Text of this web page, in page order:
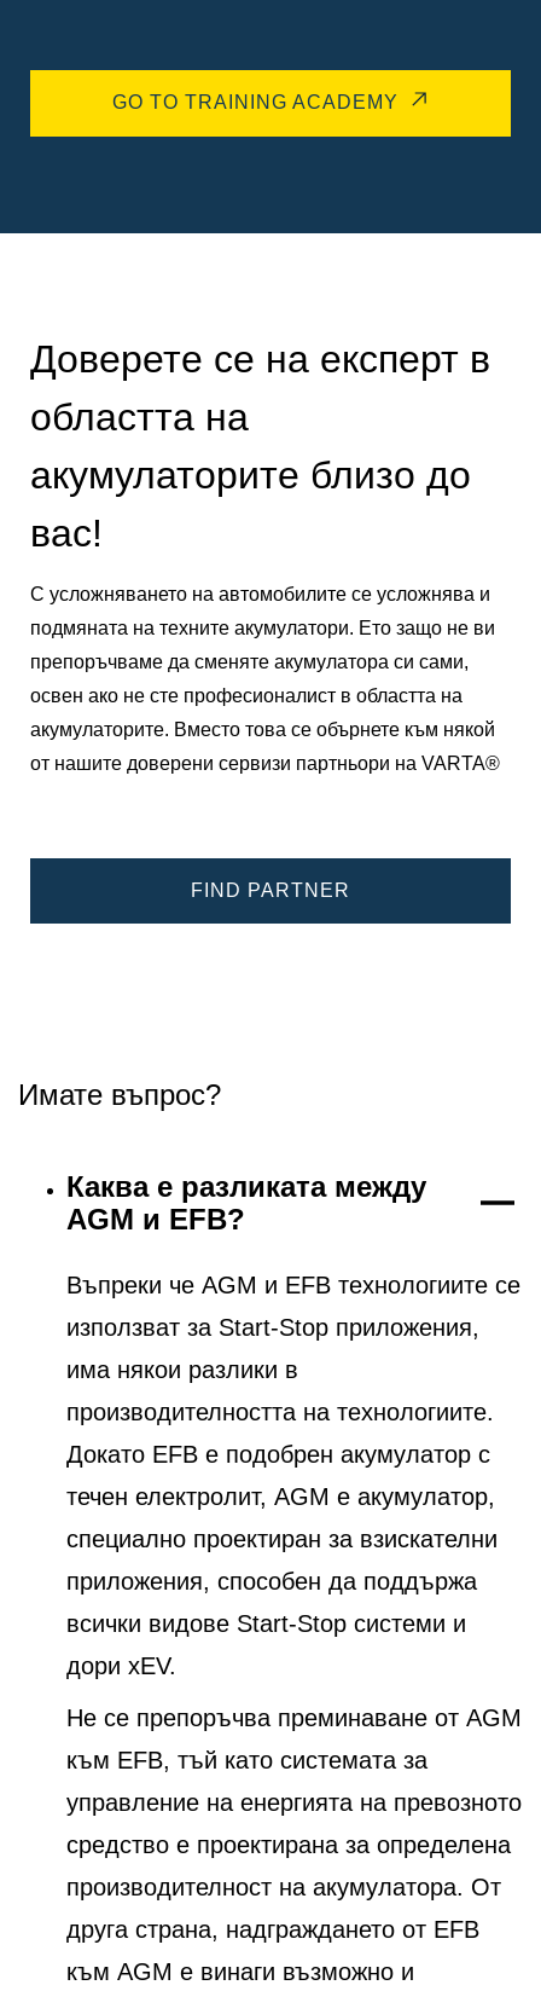
GO TO TRAINING ACADEMY
Доверете се на експерт в
областта на
акумулаторите близо до
вас!
С усложняването на автомобилите се усложнява и
подмяната на техните акумулатори. Ето защо не ви
препоръчваме да сменяте акумулатора си сами,
освен ако не сте професионалист в областта на
акумулаторите. Вместо това се обърнете към някой
от нашите доверени сервизи партньори на VARTA®
FIND PARTNER
Имате въпрос?
Каква е разликата между
AGM и EFB?
Въпреки че AGM и EFB технологиите се
използват за Start-Stop приложения,
има някои разлики в
производителността на технологиите.
Докато EFB е подобрен акумулатор с
течен електролит, AGM е акумулатор,
специално проектиран за взискателни
приложения, способен да поддържа
всички видове Start-Stop системи и
дори xEV.
Не се препоръчва преминаване от AGM
към EFB, тъй като системата за
управление на енергията на превозното
средство е проектирана за определена
производителност на акумулатора. От
друга страна, надграждането от EFB
към AGM е винаги възможно и